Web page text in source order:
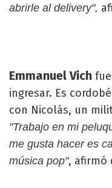
abrirle al delivery",
Emmanuel Vich
ingresar. Es
con Nicolás, un
"Trabajo en mi
me gusta hacer es
música pop", afirmó